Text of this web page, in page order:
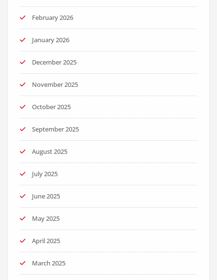
February 2026
January 2026
December 2025
November 2025
October 2025
September 2025
August 2025
July 2025
June 2025
May 2025
April 2025
March 2025